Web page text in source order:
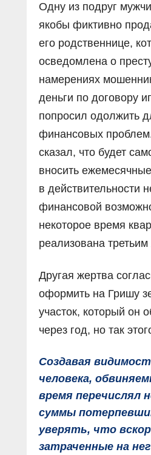
Одну из подруг
якобы фиктивно
его родственнице,
осведомлена о
намерениях
деньги по договору
попросил одолжить
финансовых
сказал, что будет
вносить
в действительности
финансовой
некоторое время
реализована
Другая жертва
оформить на Гришу
участок, который он
через год, но так
Создавая
человека,
время перечислял
суммы
уверять, что
затраченные на